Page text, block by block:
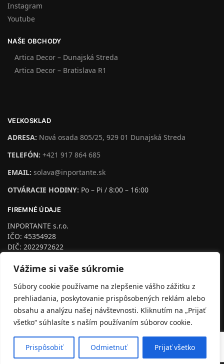
Vážime si vaše súkromie
Súbory cookie používame na zlepšenie vášho zážitku z
prehliadania, poskytovanie prispôsobených reklám alebo
obsahu a analýzu našej návštevnosti. Kliknutím na „Prijať
všetko“ súhlasíte s naším používaním súborov cookie.
Prispôsobiť Odmietnuť Prijať všetko
Instagram
Youtube
NAŠE OBCHODY
Artica Decor – Dunajská Streda
Artica Decor – Bratislava R1
VEĽKOSKLAD
ADRESA: Nová osada 805/25, 929 01 Dunajská Streda
TELEFÓN: +421 917 864 685
EMAIL: solava@inportante.sk
OTVÁRACIE HODINY: Po – Pi / 8:00 – 16:00
FIREMNÉ ÚDAJE
INPORTANTE s.r.o.
IČO: 45354928
DIČ: 2022972622
podľa §4 Zapísaná na Trnava, odd. Sro, vl.č.24953/T
Inšpektorát Slovenskej obchodnej inšpekcie so sídlom v
Trnave pre Trnavský kraj
Pekárska 23, 917 01 Trnava
© INPORTANTE 2020-2026